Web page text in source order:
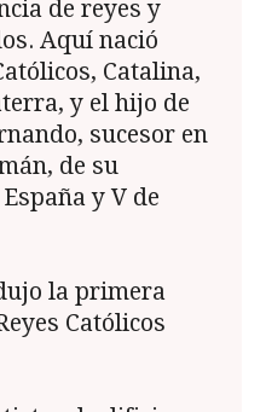
de reyes y
Aquí nació
Catalina,
y el hijo de
sucesor en
de su
y V de
la primera
Católicos